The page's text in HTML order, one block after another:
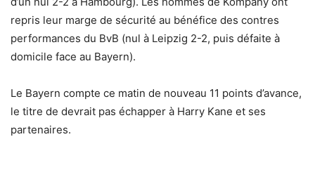
repris leur marge de sécurité au bénéfice des contres
performances du BvB (nul à Leipzig 2-2, puis défaite à
domicile face au Bayern).
Le Bayern compte ce matin de nouveau 11 points d’avance,
le titre de devrait pas échapper à Harry Kane et ses
partenaires.